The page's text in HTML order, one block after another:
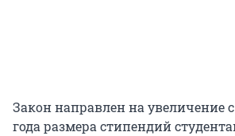
Закон направлен на увеличение с
года размера стипендий